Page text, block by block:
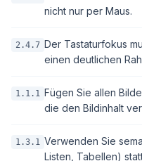
nicht nur per Maus.
2.4.7 Der Tastaturfokus
einen deutlichen
1.1.1 Fügen Sie allen
die den Bildinhalt
1.3.1 Verwenden Sie
Listen, Tabellen)